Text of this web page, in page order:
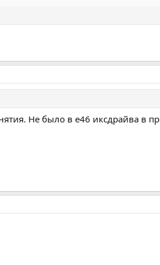
Не было в е46 иксдрайва в